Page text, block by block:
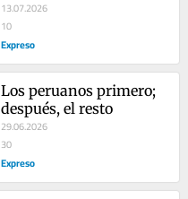
13.07.2026
10
Expreso
Los peruanos primero;
después, el resto
29.06.2026
30
Expreso